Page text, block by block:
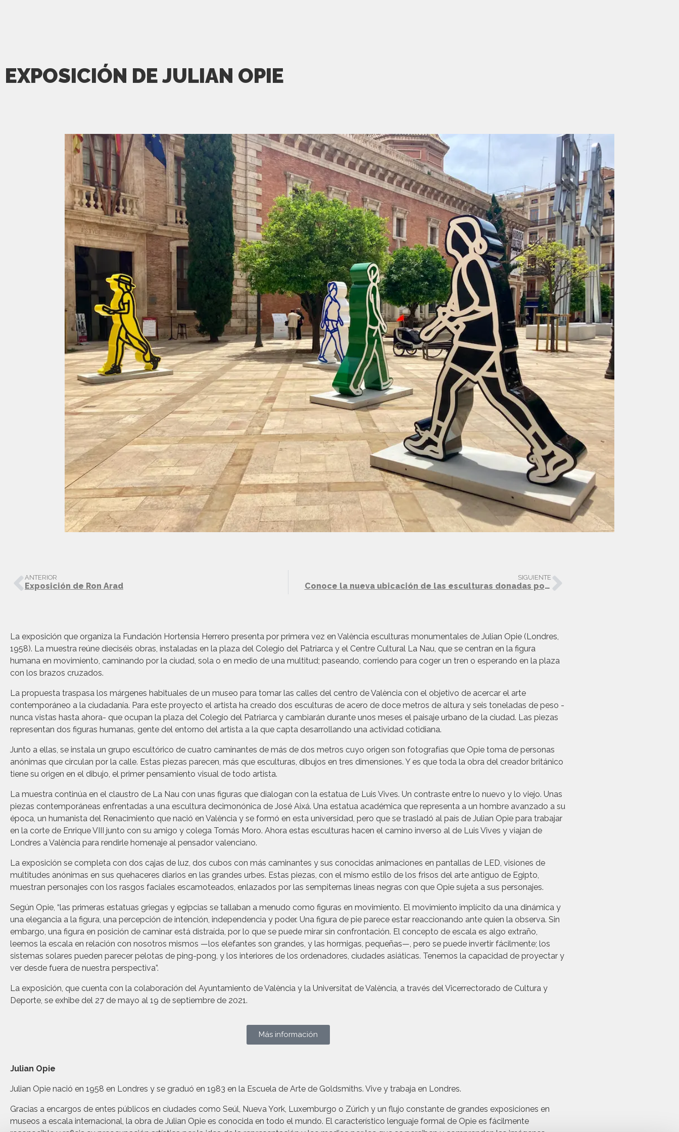
EXPOSICIÓN DE JULIAN OPIE
SIGUIENTE
Conoce la nueva ubicación de las esculturas donadas por la Fundación Hortensia Herrero
ANTERIOR
Exposición de Ron Arad
La exposición que organiza la Fundación Hortensia Herrero presenta por primera vez en València esculturas monumentales de Julian Opie (Londres,
1958). La muestra reúne dieciséis obras, instaladas en la plaza del Colegio del Patriarca y el Centre Cultural La Nau, que se centran en la figura
humana en movimiento, caminando por la ciudad, sola o en medio de una multitud; paseando, corriendo para coger un tren o esperando en la plaza
con los brazos cruzados.
La propuesta traspasa los márgenes habituales de un museo para tomar las calles del centro de València con el objetivo de acercar el arte
contemporáneo a la ciudadanía. Para este proyecto el artista ha creado dos esculturas de acero de doce metros de altura y seis toneladas de peso -
nunca vistas hasta ahora- que ocupan la plaza del Colegio del Patriarca y cambiarán durante unos meses el paisaje urbano de la ciudad. Las piezas
representan dos figuras humanas, gente del entorno del artista a la que capta desarrollando una actividad cotidiana.
Junto a ellas, se instala un grupo escultórico de cuatro caminantes de más de dos metros cuyo origen son fotografías que Opie toma de personas
anónimas que circulan por la calle. Estas piezas parecen, más que esculturas, dibujos en tres dimensiones. Y es que toda la obra del creador británico
tiene su origen en el dibujo, el primer pensamiento visual de todo artista.
La muestra continúa en el claustro de La Nau con unas figuras que dialogan con la estatua de Luis Vives. Un contraste entre lo nuevo y lo viejo. Unas
piezas contemporáneas enfrentadas a una escultura decimonónica de José Aixá. Una estatua académica que representa a un hombre avanzado a su
época, un humanista del Renacimiento que nació en València y se formó en esta universidad, pero que se trasladó al país de Julian Opie para trabajar
en la corte de Enrique VIII junto con su amigo y colega Tomás Moro. Ahora estas esculturas hacen el camino inverso al de Luis Vives y viajan de
Londres a València para rendirle homenaje al pensador valenciano.
La exposición se completa con dos cajas de luz, dos cubos con más caminantes y sus conocidas animaciones en pantallas de LED, visiones de
multitudes anónimas en sus quehaceres diarios en las grandes urbes. Estas piezas, con el mismo estilo de los frisos del arte antiguo de Egipto,
muestran personajes con los rasgos faciales escamoteados, enlazados por las sempiternas líneas negras con que Opie sujeta a sus personajes.
Según Opie, “las primeras estatuas griegas y egipcias se tallaban a menudo como figuras en movimiento. El movimiento implícito da una dinámica y
una elegancia a la figura, una percepción de intención, independencia y poder. Una figura de pie parece estar reaccionando ante quien la observa. Sin
embargo, una figura en posición de caminar está distraída, por lo que se puede mirar sin confrontación. El concepto de escala es algo extraño,
leemos la escala en relación con nosotros mismos —los elefantes son grandes, y las hormigas, pequeñas—, pero se puede invertir fácilmente; los
sistemas solares pueden parecer pelotas de ping-pong, y los interiores de los ordenadores, ciudades asiáticas. Tenemos la capacidad de proyectar y
ver desde fuera de nuestra perspectiva”.
La exposición, que cuenta con la colaboración del Ayuntamiento de València y la Universitat de València, a través del Vicerrectorado de Cultura y
Deporte, se exhibe del 27 de mayo al 19 de septiembre de 2021.
Más información
Julian Opie
Julian Opie nació en 1958 en Londres y se graduó en 1983 en la Escuela de Arte de Goldsmiths. Vive y trabaja en Londres.
Gracias a encargos de entes públicos en ciudades como Seúl, Nueva York, Luxemburgo o Zúrich y un flujo constante de grandes exposiciones en
museos a escala internacional, la obra de Julian Opie es conocida en todo el mundo. El característico lenguaje formal de Opie es fácilmente